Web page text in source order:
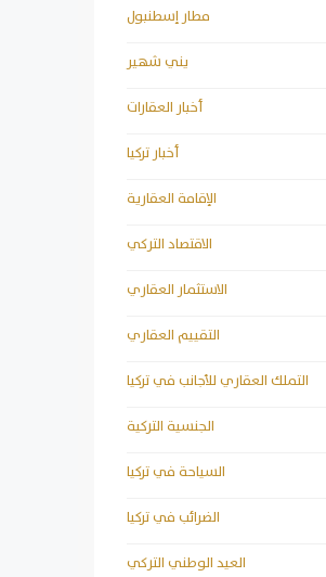
مطار إسطنبول
يني شهير
أخبار العقارات
أخبار تركيا
الإقامة العقارية
الاقتصاد التركي
الاستثمار العقاري
التقييم العقاري
التملك العقاري للأجانب في تركيا
الجنسية التركية
السياحة في تركيا
الضرائب في تركيا
العيد الوطني التركي